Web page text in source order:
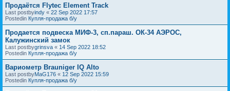
Продаётся Flytec Element Track
Last postbyindy « 22 Sep 2022 17:57
Postedin Купля-продажа б/у
Продается подвеска МИФ-3, сп.параш. ОК-34 АЭРОС,
Калужинский замок
Last postbygrinsva « 14 Sep 2022 18:52
Postedin Купля-продажа б/у
Вариометр Brauniger IQ Alto
Last postbyMaG176 « 12 Sep 2022 15:59
Postedin Купля-продажа б/у